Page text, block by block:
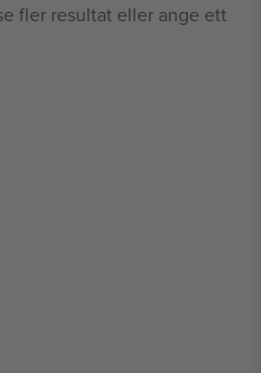
fler resultat eller ange ett